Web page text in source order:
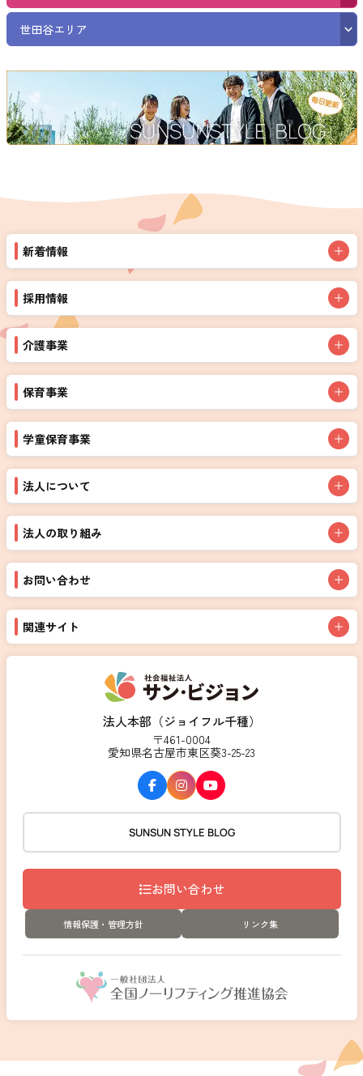
世田谷エリア
法人本部（ジョイフル千種）
〒461-0004
愛知県名古屋市東区葵3-25-23
SUNSUN STYLE BLOG
お問い合わせ
情報保護・管理方針 リンク集
新着情報
採用情報
介護事業
保育事業
学童保育事業
法人について
法人の取り組み
お問い合わせ
関連サイト